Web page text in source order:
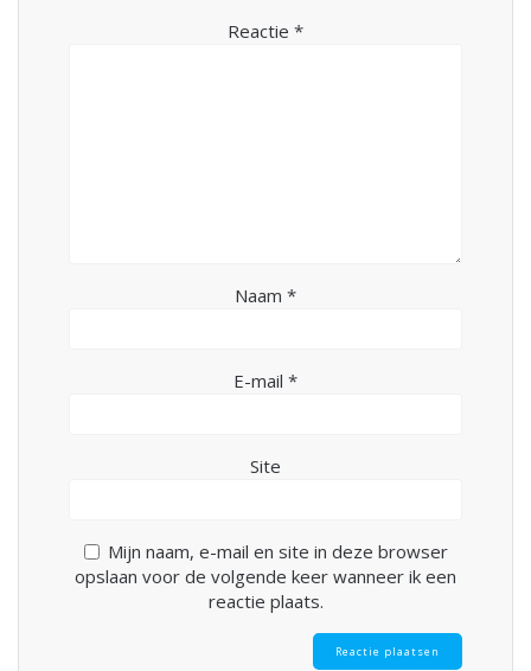
Reactie *
Naam *
E-mail *
Site
Mijn naam, e-mail en site in deze browser
opslaan voor de volgende keer wanneer ik een
reactie plaats.